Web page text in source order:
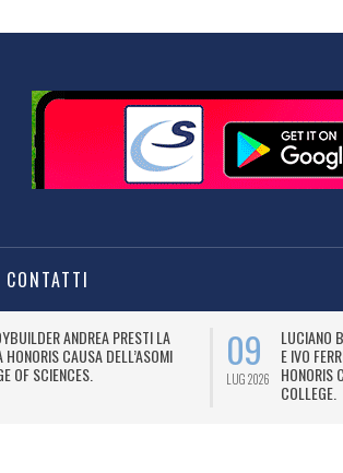
CONTATTI
09
LUG 2026
LUCIANO BUONFIGLIO, GIOVANNI MALAGÒ
E IVO FERRIANI RICEVONO LA LAUREA
HONORIS CAUSA DELL’ACS-ASOMI